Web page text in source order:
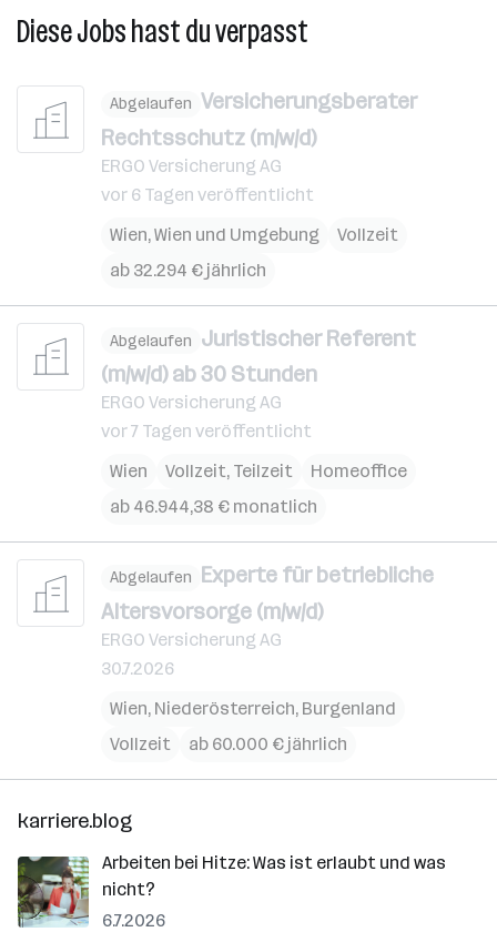
Diese Jobs hast du verpasst
Abgelaufen Versicherungsberater
Rechtsschutz (m/w/d)
ERGO Versicherung AG
vor 6 Tagen veröffentlicht
Wien,Wien und Umgebung
Vollzeit
ab 32.294 € jährlich
Abgelaufen Juristischer Referent
(m/w/d) ab 30 Stunden
ERGO Versicherung AG
vor 7 Tagen veröffentlicht
Wien
Vollzeit, Teilzeit
Homeoffice
ab 46.944,38 € monatlich
Abgelaufen Experte für betriebliche
Altersvorsorge (m/w/d)
ERGO Versicherung AG
30.7.2026
Wien, Niederösterreich, Burgenland
Vollzeit
ab 60.000 € jährlich
karriere.blog
Arbeiten bei Hitze: Was ist erlaubt und was
nicht?
6.7.2026